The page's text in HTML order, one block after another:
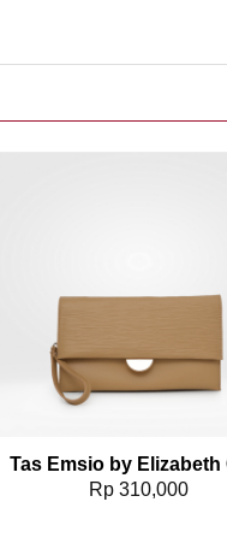
Rp 310,000